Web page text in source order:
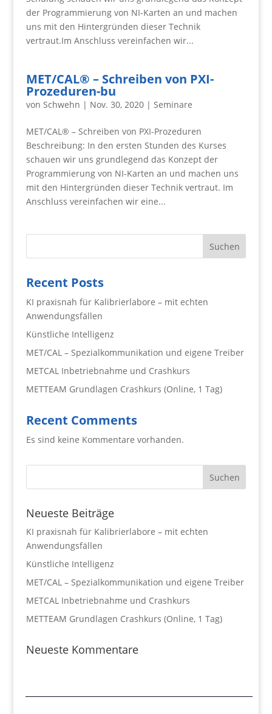
der Programmierung von NI-Karten an und machen
uns mit den Hintergründen dieser Technik
vertraut.Im Anschluss vereinfachen wir...
MET/CAL® – Schreiben von PXI-
Prozeduren-bu
von Schwehn | Nov. 30, 2020| Seminare
MET/CAL® – Schreiben von PXI-Prozeduren
Beschreibung: In den ersten Stunden des Kurses
schauen wir uns grundlegend das Konzept der
Programmierung von NI-Karten an und machen uns
mit den Hintergründen dieser Technik vertraut. Im
Anschluss vereinfachen wir eine...
Suchen
Recent Posts
KI praxisnah für Kalibrierlabore – mit echten
Anwendungsfällen
Künstliche Intelligenz
MET/CAL – Spezialkommunikation und eigene Treiber
METCAL Inbetriebnahme und Crashkurs
METTEAM Grundlagen Crashkurs (Online, 1 Tag)
Recent Comments
Es sind keine Kommentare vorhanden.
Neueste Beiträge
KI praxisnah für Kalibrierlabore – mit echten
Anwendungsfällen
Künstliche Intelligenz
MET/CAL – Spezialkommunikation und eigene Treiber
METCAL Inbetriebnahme und Crashkurs
METTEAM Grundlagen Crashkurs (Online, 1 Tag)
Neueste Kommentare